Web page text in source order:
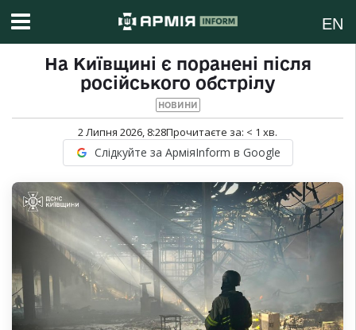
EN
На Київщині є поранені після
російського обстрілу
НОВИНИ
2 Липня 2026, 8:28Прочитаєте за: < 1 хв.
Слідкуйте за АрміяInform в Google